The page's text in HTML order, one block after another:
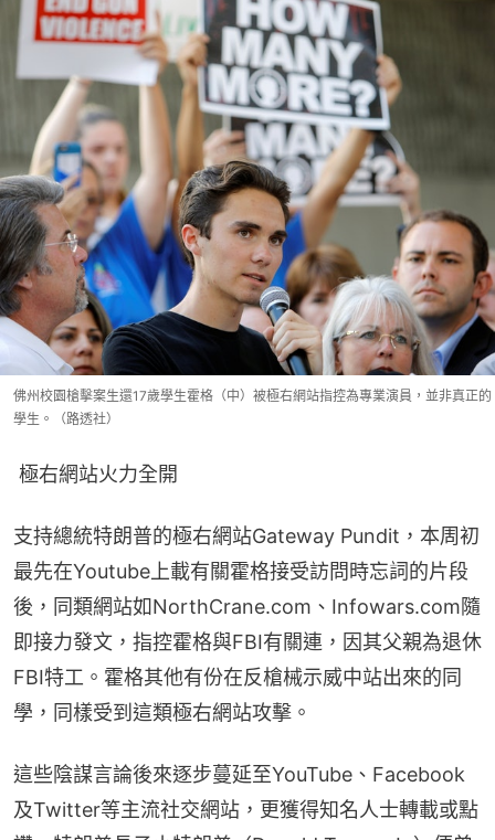
佛州校園槍擊案生還17歲學生霍格（中）被極右網站指控為專業演員，並非真正的
學生。（路透社）
極右網站火力全開
支持總統特朗普的極右網站Gateway Pundit，本周初
最先在Youtube上載有關霍格接受訪問時忘詞的片段
後，同類網站如NorthCrane.com、Infowars.com隨
即接力發文，指控霍格與FBI有關連，因其父親為退休
FBI特工。霍格其他有份在反槍械示威中站出來的同
學，同樣受到這類極右網站攻擊。
這些陰謀言論後來逐步蔓延至YouTube、Facebook
及Twitter等主流社交網站，更獲得知名人士轉載或點